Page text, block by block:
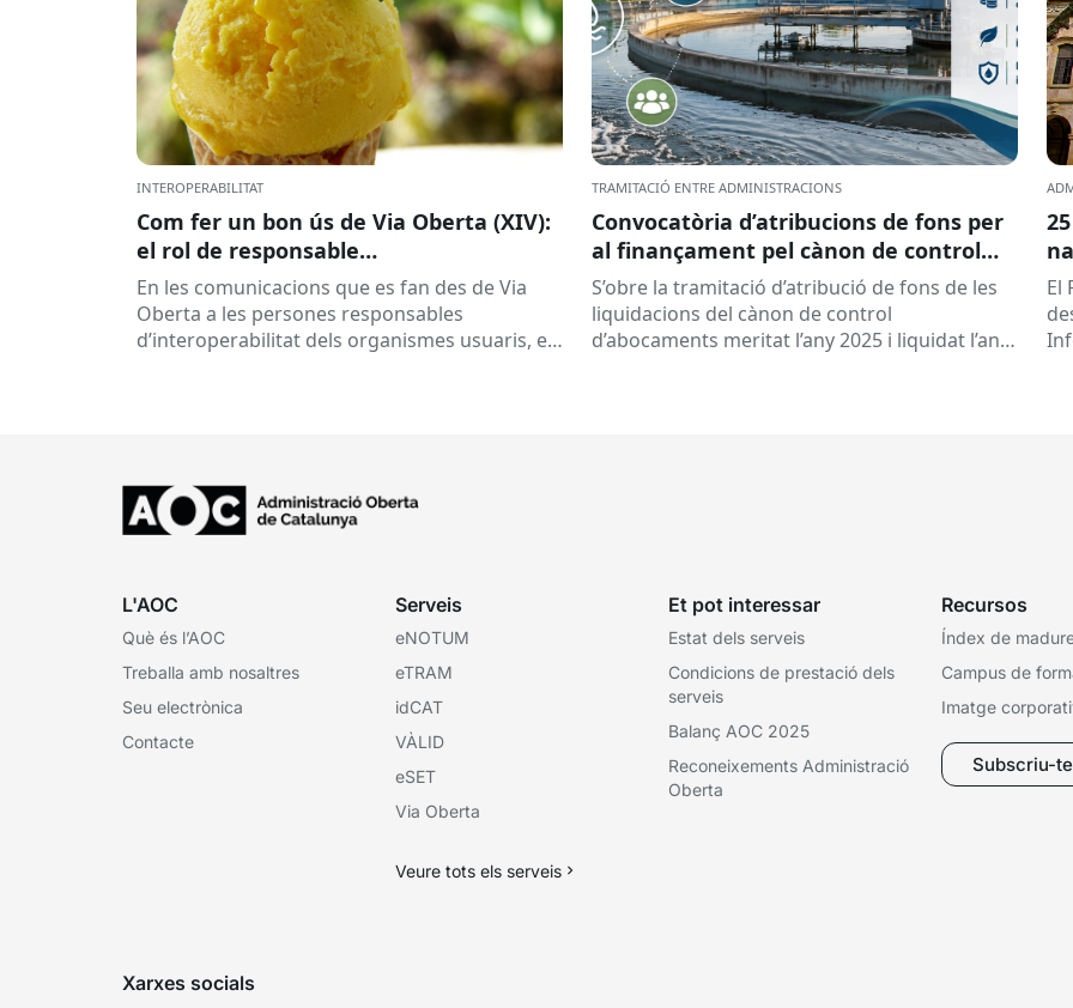
INTEROPERABILITAT
Com fer un bon ús de Via Oberta (XIV):
el rol de responsable
d’interoperabilitat, al dia
En les comunicacions que es fan des de Via
Oberta a les persones responsables
d’interoperabilitat dels organismes usuaris, es
TRAMITACIÓ ENTRE ADMINISTRACIONS
Convocatòria d’atribucions de fons per
al finançament pel cànon de control
d’abocaments meritat l’any 2025 i
liquidat l’any 2026
S’obre la tramitació d’atribució de fons de les
liquidacions del cànon de control
d’abocaments meritat l’any 2025 i liquidat l’any
El
L'AOC
Què és l’AOC
Treballa amb nosaltres
Seu electrònica
Contacte
Serveis
eNOTUM
eTRAM
idCAT
VÀLID
eSET
Via Oberta
Veure tots els serveis
Et pot interessar
Estat dels serveis
Condicions de prestació dels
serveis
Balanç AOC 2025
Reconeixements Administració
Oberta
Recursos
Índex de
Campus de
Imatge
Subscriu-
Xarxes socials